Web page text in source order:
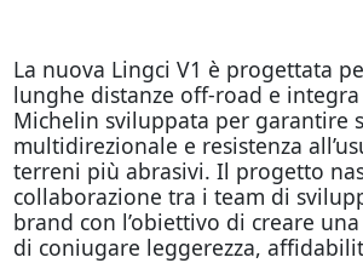
La nuova Lingci V1 è progettata
lunghe distanze off-road e
Michelin sviluppata per garantire
multidirezionale e resistenza
terreni più abrasivi. Il progetto
collaborazione tra i team di
brand con l’obiettivo di creare una
di coniugare leggerezza,